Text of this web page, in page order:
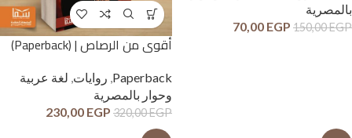
بالمصرية
150,00EGP
70,00 EGP
أقوى من الرصاص | (Paperback)
Paperback
, روايات, لغة عربية
وحوار بالمصرية
320,00EGP
230,00 EGP